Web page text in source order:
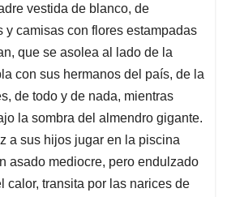
vestida de blanco, de
y camisas con flores estampadas
que se asolea al lado de la
con sus hermanos del país, de la
de todo y de nada, mientras
la sombra del almendro gigante.
a sus hijos jugar en la piscina
asado mediocre, pero endulzado
calor, transita por las narices de